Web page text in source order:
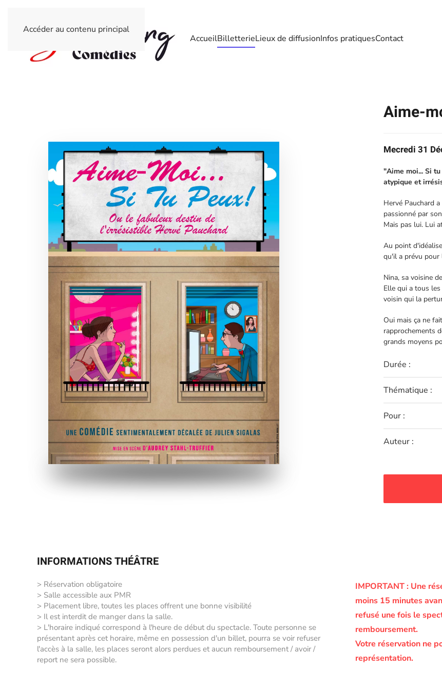
Accéder au contenu principal
AccueilBilletterieLieux de diffusionInfos pratiquesContact
Aime-
Mecredi 31
"Aime moi... Si
atypique et
Hervé Pauchard
passionné par
Mais pas lui. Lui
Au point
qu'il a prévu pour
Nina, sa voisine
Elle qui a tous
voisin qui la
Oui mais ça ne
rapprochements
grands moyens
Durée :
Thématique :
Pour :
Auteur :
INFORMATIONS THÉÂTRE
> Réservation obligatoire
> Salle accessible aux PMR
> Placement libre, toutes les places offrent une bonne visibilité
> Il est interdit de manger dans la salle.
> L'horaire indiqué correspond à l'heure de début du spectacle. Toute personne se
présentant après cet horaire, même en possession d'un billet, pourra se voir refuser
l'accès à la salle, les places seront alors perdues et aucun remboursement / avoir /
report ne sera possible.
IMPORTANT : Une
moins 15 minutes
refusé une fois le
remboursement.
Votre réservation ne
représentation.